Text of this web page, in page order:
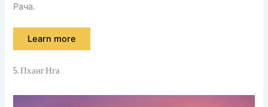
Рача.
Learn more
5. Пханг Нга